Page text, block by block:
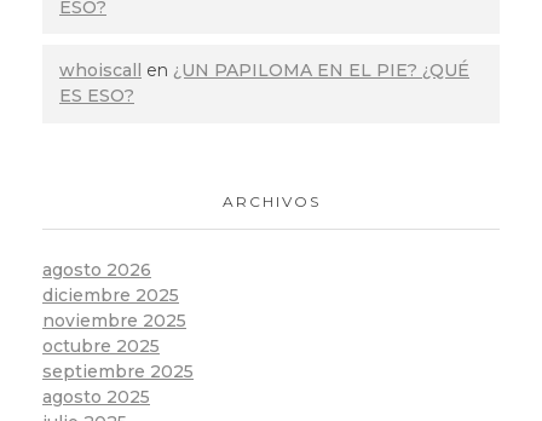
ESO?
whoiscall en ¿UN PAPILOMA EN EL PIE? ¿QUÉ
ES ESO?
ARCHIVOS
agosto 2026
diciembre 2025
noviembre 2025
octubre 2025
septiembre 2025
agosto 2025